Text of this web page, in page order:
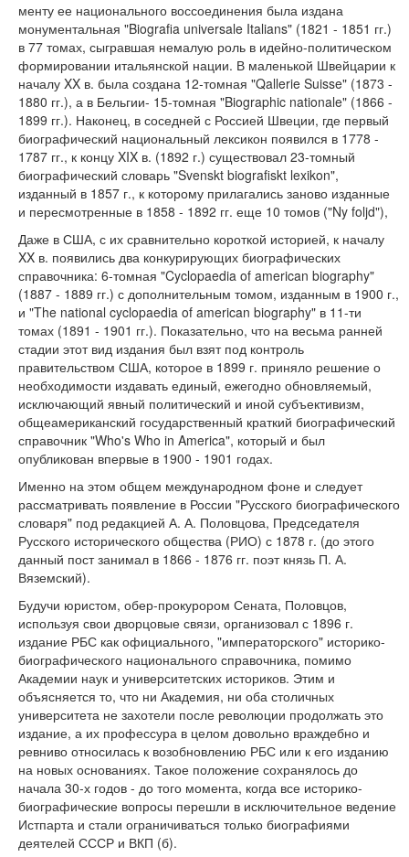
менту ее национального воссоединения была издана
монументальная "Biografia universale Italians" (1821 - 1851 гг.)
в 77 томах, сыгравшая немалую роль в идейно-политическом
формировании итальянской нации. В маленькой Швейцарии к
началу XX в. была создана 12-томная "Qallerie Suisse" (1873 -
1880 гг.), а в Бельгии- 15-томная "Biographic nationale" (1866 -
1899 гг.). Наконец, в соседней с Россией Швеции, где первый
биографический национальный лексикон появился в 1778 -
1787 гг., к концу XIX в. (1892 г.) существовал 23-томный
биографический словарь "Svenskt biografiskt lexikon",
изданный в 1857 г., к которому прилагались заново изданные
и пересмотренные в 1858 - 1892 гг. еще 10 томов ("Ny foljd"),
Даже в США, с их сравнительно короткой историей, к началу
XX в. появились два конкурирующих биографических
справочника: 6-томная "Cyclopaedia of american biography"
(1887 - 1889 гг.) с дополнительным томом, изданным в 1900 г.,
и "The national cyclopaedia of american biography" в 11-ти
томах (1891 - 1901 гг.). Показательно, что на весьма ранней
стадии этот вид издания был взят под контроль
правительством США, которое в 1899 г. приняло решение о
необходимости издавать единый, ежегодно обновляемый,
исключающий явный политический и иной субъективизм,
общеамериканский государственный краткий биографический
справочник "Who's Who in America", который и был
опубликован впервые в 1900 - 1901 годах.
Именно на этом общем международном фоне и следует
рассматривать появление в России "Русского биографического
словаря" под редакцией А. А. Половцова, Председателя
Русского исторического общества (РИО) с 1878 г. (до этого
данный пост занимал в 1866 - 1876 гг. поэт князь П. А.
Вяземский).
Будучи юристом, обер-прокурором Сената, Половцов,
используя свои дворцовые связи, организовал с 1896 г.
издание РБС как официального, "императорского" историко-
биографического национального справочника, помимо
Академии наук и университетских историков. Этим и
объясняется то, что ни Академия, ни оба столичных
университета не захотели после революции продолжать это
издание, а их профессура в целом довольно враждебно и
ревниво относилась к возобновлению РБС или к его изданию
на новых основаниях. Такое положение сохранялось до
начала 30-х годов - до того момента, когда все историко-
биографические вопросы перешли в исключительное ведение
Истпарта и стали ограничиваться только биографиями
деятелей СССР и ВКП (б).